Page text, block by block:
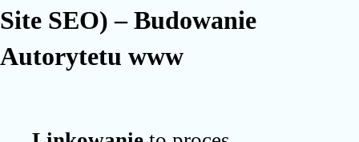
Site SEO) – Budowanie
Autorytetu www